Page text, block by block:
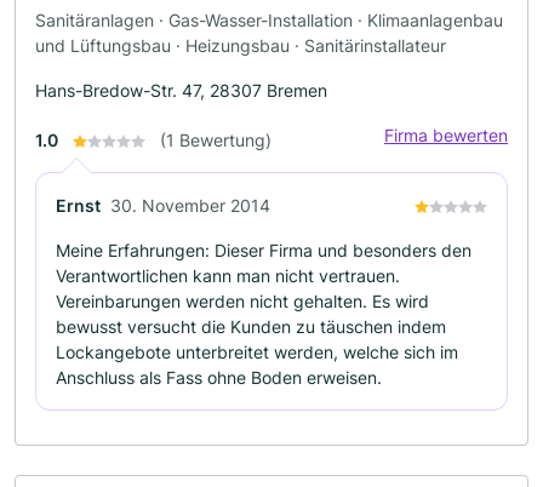
Sanitäranlagen · Gas-Wasser-Installation · Klimaanlagenbau
und Lüftungsbau · Heizungsbau · Sanitärinstallateur
Hans-Bredow-Str. 47, 28307 Bremen
1.0 (1 Bewertung) Firma bewerten
Ernst 30. November 2014
Meine Erfahrungen: Dieser Firma und besonders den
Verantwortlichen kann man nicht vertrauen.
Vereinbarungen werden nicht gehalten. Es wird
bewusst versucht die Kunden zu täuschen indem
Lockangebote unterbreitet werden, welche sich im
Anschluss als Fass ohne Boden erweisen.